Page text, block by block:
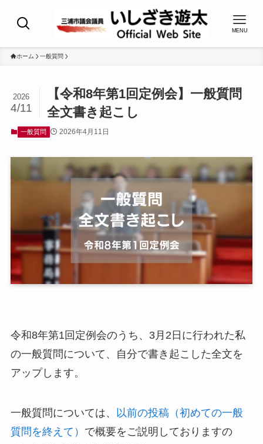
MENU
ホーム 一般質問
【令和8年第1回定例会】一般質問
全文書き起こし
2026
4/11
一般質問 2026年4月11日
令和8年第1回定例会のうち、3月2日に行われた私
の一般質問について、自分で書き起こした全文を
アップします。
一般質問については、 以前の投稿（初めての一般
質問を終えて） で概要をご説明しておりますの